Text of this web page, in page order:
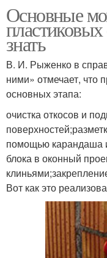
Основные
знать
В. И. Рыженко в
ними» отмечает, что
основных этапа:
очистка откосов и
помощью карандаша
блока в оконный
Вот как это